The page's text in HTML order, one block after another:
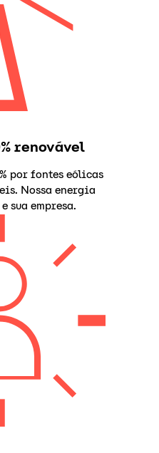
renovável
por fontes eólicas
Nossa energia
sua empresa.